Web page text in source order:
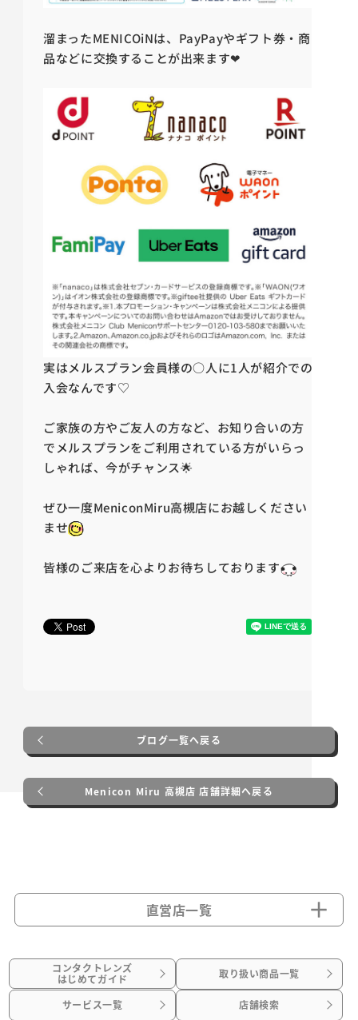
溜まったMENICOiNは、PayPayやギフト券・商
品などに交換することが出来ます❤
実はメルスプラン会員様の○人に1人が紹介での
入会なんです♡
ご家族の方やご友人の方など、お知り合いの方
でメルスプランをご利用されている方がいらっ
しゃれば、今がチャンス🌟
ぜひ一度MeniconMiru高槻店にお越しください
ませ
皆様のご来店を心よりお待ちしております
ブログ一覧へ戻る
Menicon Miru 高槻店 店舗詳細へ戻る
直営店一覧
コンタクトレンズ
はじめてガイド 取り扱い商品一覧
サービス一覧 店舗検索